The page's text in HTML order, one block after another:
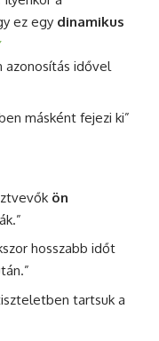
ez egy dinamikus
azonosítás idővel
másként fejezi ki”
ön
hosszabb időt
tartsuk a